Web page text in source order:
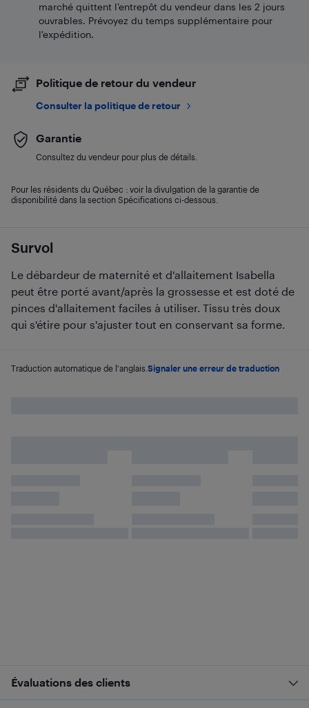
Survol
Le débardeur de maternité et d'allaitement Isabella
peut être porté avant/après la grossesse et est doté de
pinces d'allaitement faciles à utiliser. Tissu très doux
qui s'étire pour s'ajuster tout en conservant sa forme.
Traduction automatique de l'anglais. Signaler une erreur de traduction
marché quittent l’entrepôt du vendeur dans les 2 jours
ouvrables. Prévoyez du temps supplémentaire pour
l’expédition.
Politique de retour du vendeur
Consulter la politique de retour
Garantie
Consultez du vendeur pour plus de détails.
Pour les résidents du Québec : voir la divulgation de la garantie de
disponibilité dans la section Spécifications ci-dessous.
Évaluations des clients